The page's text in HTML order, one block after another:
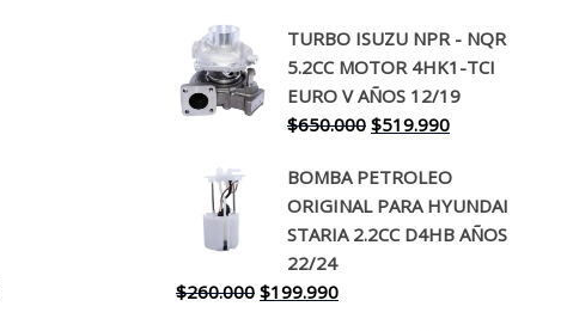
original
era:
$130.000.
actual
es:
$94.990.
TURBO ISUZU NPR - NQR
5.2CC MOTOR 4HK1-TCI
EURO V AÑOS 12/19
$650.000 El
original
era:
$650.000.
$519.990El
actual
es:
$519.990.
BOMBA PETROLEO
ORIGINAL PARA HYUNDAI
STARIA 2.2CC D4HB AÑOS
22/24
$260.000 El
$199.990El